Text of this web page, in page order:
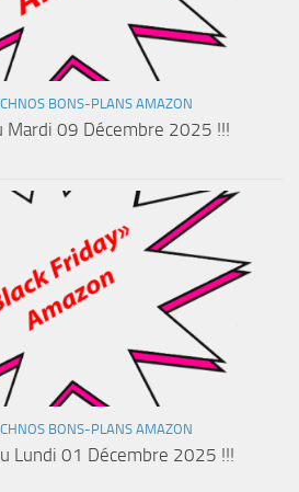
BONS-PLANS AMAZON
Mardi 09 Décembre 2025 !!!
BONS-PLANS AMAZON
Lundi 01 Décembre 2025 !!!